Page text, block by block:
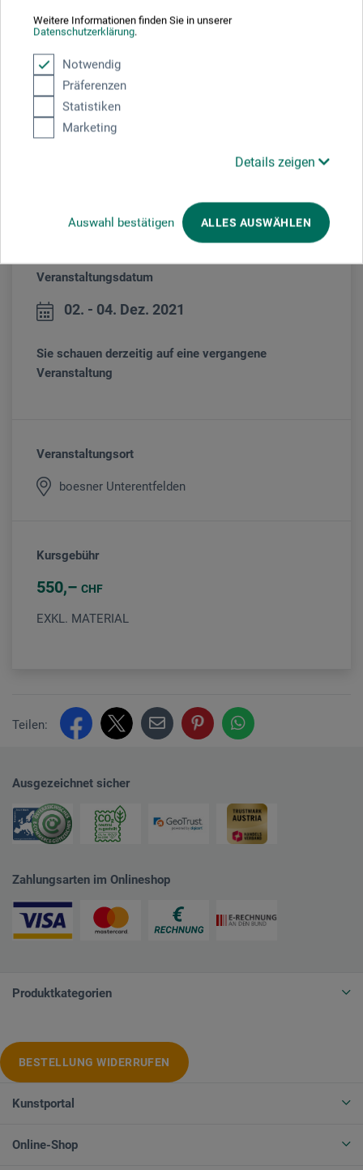
Weitere Informationen finden Sie in unserer
Datenschutzerklärung.
Notwendig
Präferenzen
Statistiken
Marketing
Details zeigen
Auswahl bestätigen ALLES AUSWÄHLEN
Mara Kraus| lebt und arbeitet als Erwachsenenbildnerin für
Design und Kunst in Luzern | Studium Modedesign in Berlin |
Kostümdesignerin, Beautyredakteurin und Schmuckdesignerin
| seit 2010 Konzentration auf die Bildhauerei | zahlreiche
www.marakraus.com
Veranstaltungsdatum
02. - 04. Dez. 2021
Sie schauen derzeitig auf eine vergangene
Veranstaltung
Veranstaltungsort
boesner Unterentfelden
Kursgebühr
550 CHF
EXKL. MATERIAL
Teilen:
Ausgezeichnet sicher
Zahlungsarten im Onlineshop
Produktkategorien
BESTELLUNG WIDERRUFEN
Kunstportal
Online-Shop